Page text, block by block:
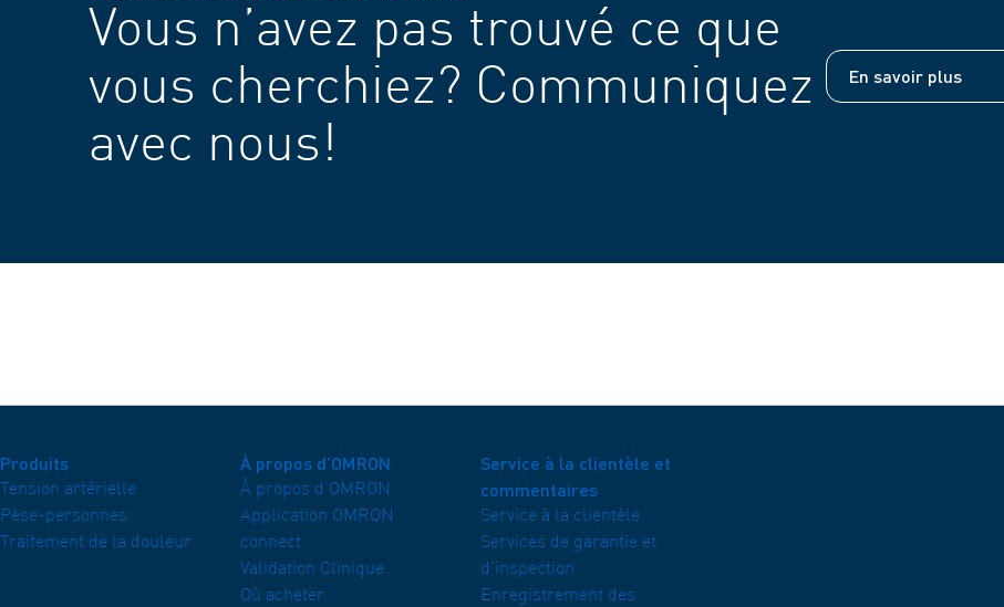
Vous n’avez pas trouvé ce que
vous cherchiez? Communiquez
avec nous!
En savoir plus
Produits
Tension artérielle
Pèse-personnes
Traitement de la douleur
À propos d’OMRON
À propos d’OMRON
Application OMRON
connect
Validation Clinique
Où acheter
Service à la clientèle et
commentaires
Service à la clientèle
Services de garantie et
d’inspection
Enregistrement des